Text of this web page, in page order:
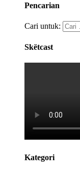
Pencarian
Cari untuk:
Skëtcast
Kategori